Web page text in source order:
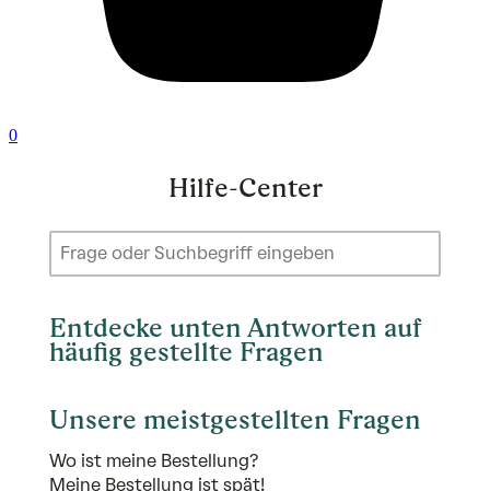
0
Hilfe-Center
Entdecke unten Antworten auf
häufig gestellte Fragen
Unsere meistgestellten Fragen
Wo ist meine Bestellung?
Meine Bestellung ist spät!